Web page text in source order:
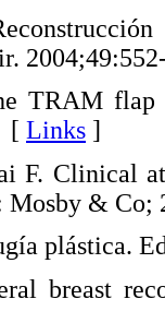
TRAM flap
[ Links ]
F. Clinical
Mosby &
breast